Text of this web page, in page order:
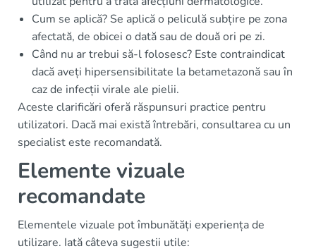
Cum se aplică? Se aplică o peliculă subțire pe zona
afectată, de obicei o dată sau de două ori pe zi.
Când nu ar trebui să-l folosesc? Este contraindicat
dacă aveți hipersensibilitate la betametazonă sau în
caz de infecții virale ale pielii.
Aceste clarificări oferă răspunsuri practice pentru
utilizatori. Dacă mai există întrebări, consultarea cu un
specialist este recomandată.
Elemente vizuale
recomandate
Elementele vizuale pot îmbunătăți experiența de
utilizare. Iată câteva sugestii utile: